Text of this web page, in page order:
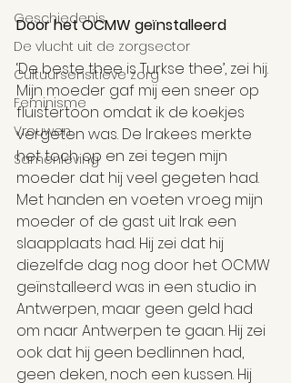
Geschiedenis
De vlucht uit de zorgsector
Cultuursensitieve zorg
Feminisme
Vrouwen
Samenleving
Door het OCMW geïnstalleerd
‘De beste thee is Turkse thee’, zei hij.
Mijn moeder gaf mij een sneer op
fluistertoon omdat ik de koekjes
vergeten was. De Irakees merkte
het toch op en zei tegen mijn
moeder dat hij veel gegeten had.
Met handen en voeten vroeg mijn
moeder of de gast uit Irak een
slaapplaats had. Hij zei dat hij
diezelfde dag nog door het OCMW
geïnstalleerd was in een studio in
Antwerpen, maar geen geld had
om naar Antwerpen te gaan. Hij zei
ook dat hij geen bedlinnen had,
geen deken, noch een kussen. Hij